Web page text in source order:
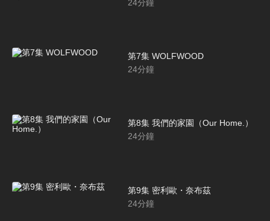
24分鐘
第7集 WOLFWOOD
24分鐘
第8集 我們的家園（Our Home.）
24分鐘
第9集 密利歐・奈布茲
24分鐘